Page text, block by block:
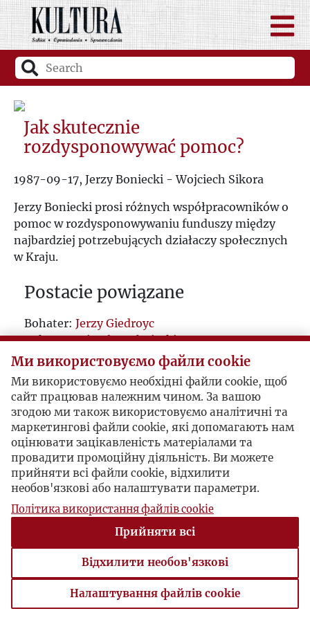
Jak skutecznie
rozdysponowywać pomoc?
1987-09-17, Jerzy Boniecki - Wojciech Sikora
Jerzy Boniecki prosi różnych współpracowników o
pomoc w rozdysponowywaniu funduszy między
najbardziej potrzebujących działaczy społecznych
w Kraju.
Postacie powiązane
Bohater: Jerzy Giedroyc
Bohater:Mirosław Chojecki
Bohater:Wojciech Zagała
Bohater: Józef Święcicki
Bohater:Eugeniusz Smolar
Ми використовуємо файли cookie
Ми використовуємо необхідні файли cookie, щоб
сайт працював належним чином. За вашою
згодою ми також використовуємо аналітичні та
маркетингові файли cookie, які допомагають нам
оцінювати зацікавленість матеріалами та
провадити промоційну діяльність. Ви можете
прийняти всі файли cookie, відхилити
необов'язкові або налаштувати параметри.
Політика використання файлів cookie
Прийняти всі
Відхилити необов'язкові
Налаштування файлів cookie
Налаштування файлів cookie